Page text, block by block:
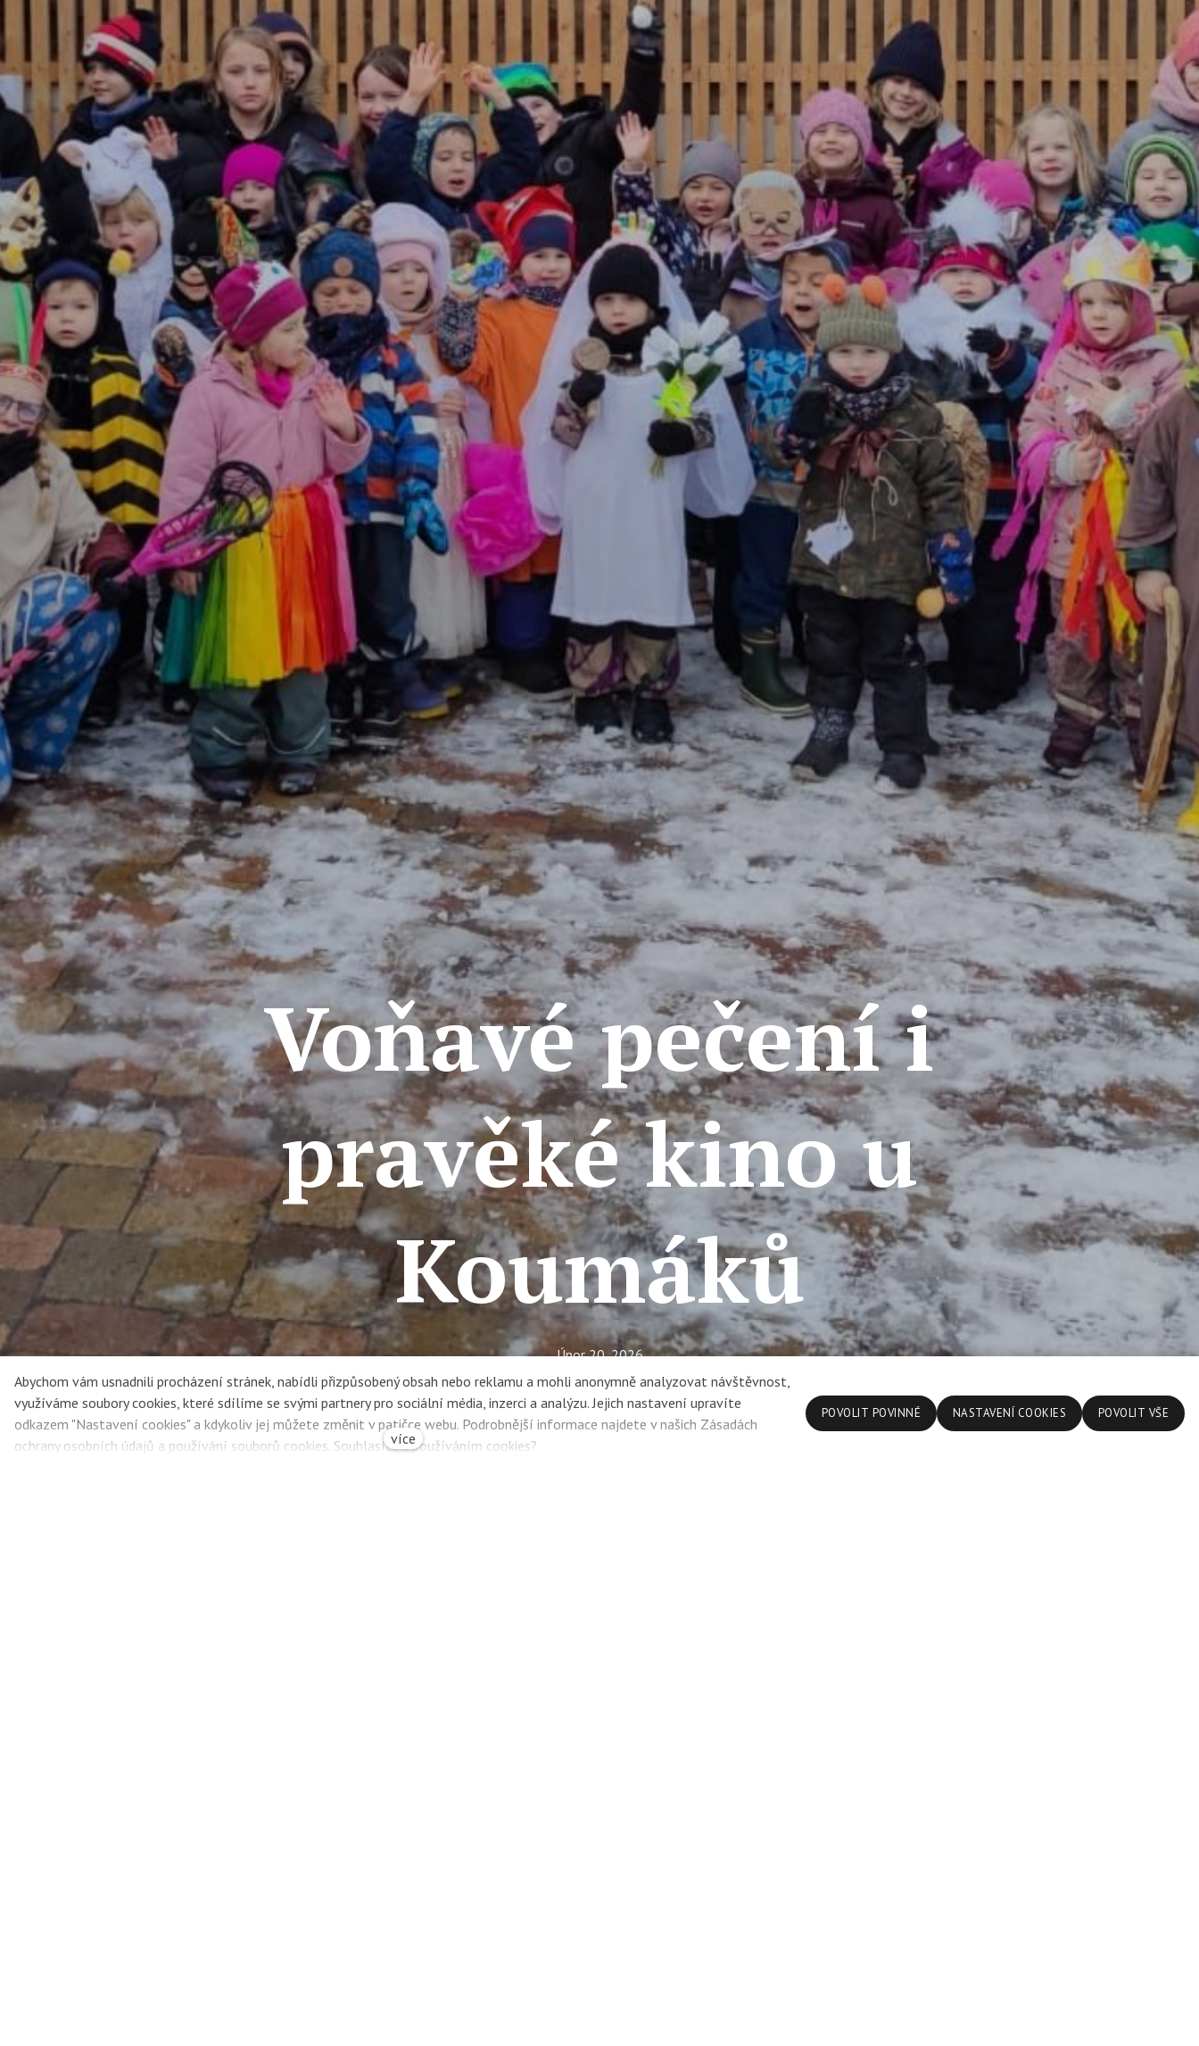
Voňavé pečení i
pravěké kino u
Koumáků
Únor 20, 2026
ZŠ Na dvorečku
Škola
Abychom vám usnadnili procházení stránek, nabídli přizpůsobený obsah nebo reklamu a mohli anonymně analyzovat návštěvnost,
využíváme soubory cookies, které sdílíme se svými partnery pro sociální média, inzerci a analýzu. Jejich nastavení upravíte
odkazem "Nastavení cookies" a kdykoliv jej můžete změnit v patičce webu. Podrobnější informace najdete v našich Zásadách
ochrany osobních údajů a používání souborů cookies. Souhlasíte s používáním cookies?
více
POVOLIT POVINNÉ NASTAVENÍ COOKIES POVOLIT VŠE